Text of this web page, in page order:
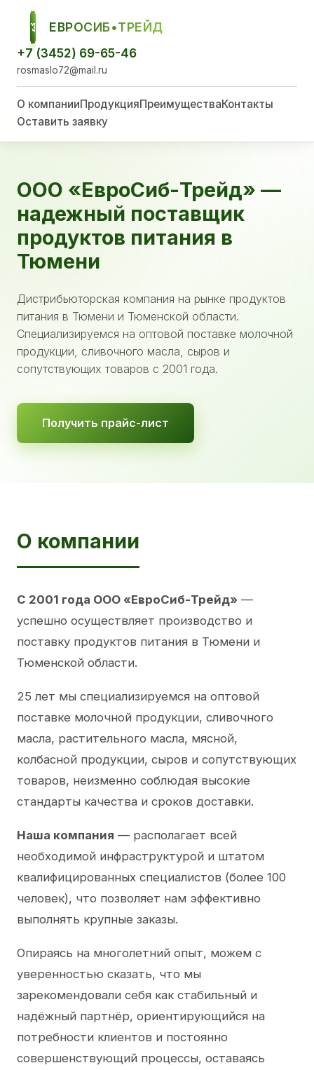
ЕСТ
ЕВРОСИБ•ТРЕЙД
+7 (3452) 69-65-46
rosmaslo72@mail.ru
О компанииПродукцияПреимуществаКонтакты
Оставить заявку
ООО «ЕвроСиб-Трейд» —
надежный поставщик
продуктов питания в
Тюмени
Дистрибьюторская компания на рынке продуктов
питания в Тюмени и Тюменской области.
Специализируемся на оптовой поставке молочной
продукции, сливочного масла, сыров и
сопутствующих товаров с 2001 года.
Получить прайс-лист
О компании
С 2001 года ООО «ЕвроСиб-Трейд» —
успешно осуществляет производство и
поставку продуктов питания в Тюмени и
Тюменской области.
25 лет мы специализируемся на оптовой
поставке молочной продукции, сливочного
масла, растительного масла, мясной,
колбасной продукции, сыров и сопутствующих
товаров, неизменно соблюдая высокие
стандарты качества и сроков доставки.
Наша компания — располагает всей
необходимой инфраструктурой и штатом
квалифицированных специалистов (более 100
человек), что позволяет нам эффективно
выполнять крупные заказы.
Опираясь на многолетний опыт, можем с
уверенностью сказать, что мы
зарекомендовали себя как стабильный и
надёжный партнёр, ориентирующийся на
потребности клиентов и постоянно
совершенствующий процессы, оставаясь